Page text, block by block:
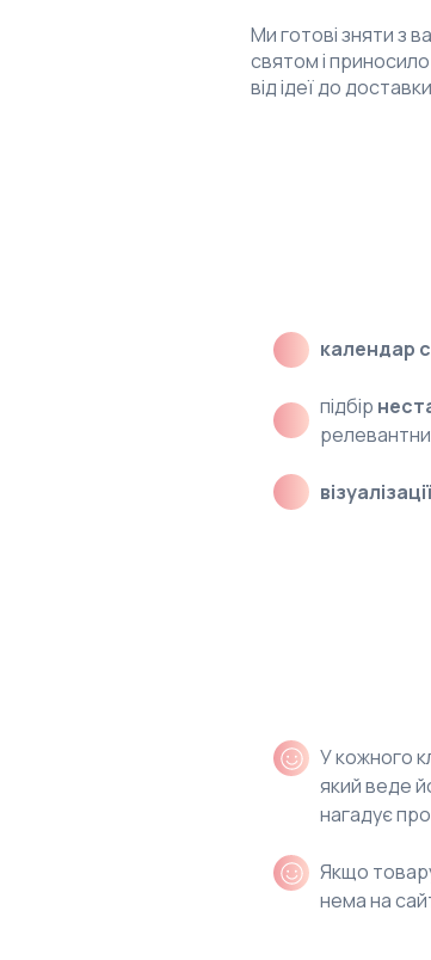
Ми готові зняти з
святом і
від ідеї до
календар
підбір
візуалізації
У кожного
який веде
нагадує
Якщо
нема на